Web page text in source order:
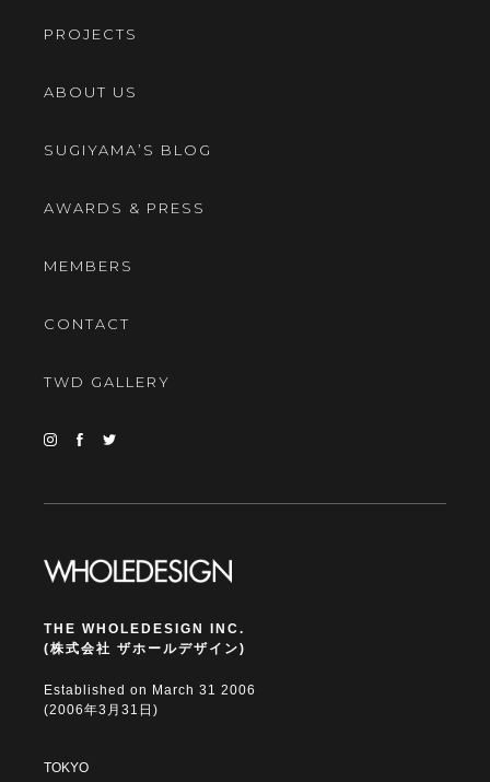
PROJECTS
ABOUT US
SUGIYAMA’S BLOG
AWARDS & PRESS
MEMBERS
CONTACT
TWD GALLERY
THE WHOLEDESIGN INC.
(株式会社 ザホールデザイン)
Established on March 31 2006
(2006年3月31日)
TOKYO